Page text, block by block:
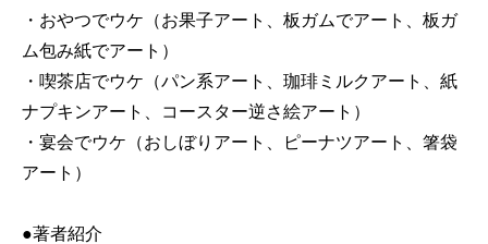
・おやつでウケ（お果子アート、板ガムでアート、板ガ
ム包み紙でアート）
・喫茶店でウケ（パン系アート、珈琲ミルクアート、紙
ナプキンアート、コースター逆さ絵アート）
・宴会でウケ（おしぼりアート、ピーナツアート、箸袋
アート）
●著者紹介